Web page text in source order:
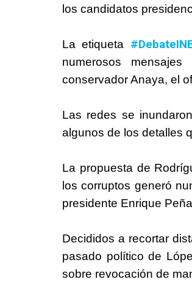
los candidatos
La etiqueta
numerosos
conservador Anaya, el
Las redes se
algunos de los detalles
La propuesta de
los corruptos generó
presidente Enrique
Decididos a recortar
pasado político de
sobre revocación de